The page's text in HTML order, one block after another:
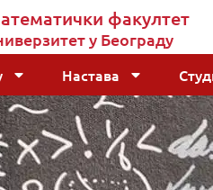
факултет
у Београду
Настава